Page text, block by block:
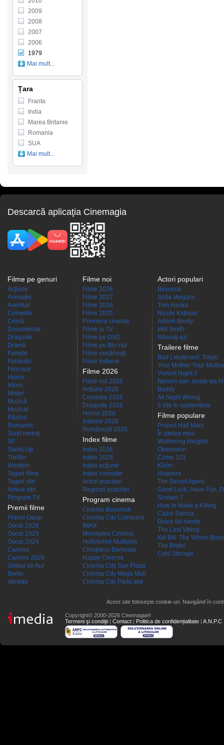
2009
2008
2007
2006
1979
Mai mult...
Țara
Franta
India
Marea Britanie
Romania
SUA
Mai mult...
Descarcă aplicaţia Cinemagia
Filme pe genuri
Acţiune
Animaţie
Aventuri
Comedie
Crimă
Documentar
Dragoste
Dramă
Familie
Fantastic
Film noir
Horror
Istoric
Mister
Muzică
Muzical
Război
Romantic
Scurt metraj
SF
Stand Up
Thriller
Western
Taguri filme
Taguri stiri
Arhiva stiri
Program TV
Premii filme
Premii Oscar
Oscar 2026
Oscar 2025
Oscar 2024
Cannes
Cannes 2026
Globul de Aur
Berlin
Venetia
Filme noi
Filme 2028
Filme 2027
Filme 2026
Filme 2025
Premiere cinema
Filme la TV
Filme pe DVD
Filme pe Blu-ray
Filme româneşti
Filme indiene
Filme 2026
Filme noi 2026
Actiune 2026
Comedie 2026
Dragoste 2026
Horror 2026
Indiene 2026
Româneşti 2026
Index filme
Index 2026
Index 2025
Index acţiune
Index comedie
Actori populari
Regizori populari
Program cinema
Cinema Bucuresti
Cinema City Cotroceni
IMAX
Movieplex Cinema
Hollywood Multiplex
Cineplexx Baneasa
Happy Cinema
Cinema City Sun Plaza
Cinema City Mega Mall
Cinema City ParkLake
Actori populari
Beyoncé
Sofía Vergara
Tom Hanks
Nicole Kidman
Adrien Brody
Will Smith
Născuţi azi
Trailere filme
Bad Lieutenant: Tokyo
Your Mother Your
Violent Night 2
Nelson-san, anata wa
Buddy
All Night Wrong
3 zile în septembrie
Filme populare
Project Hail Mary
În pielea mea
Wuthering Heights
Obsession
Crime 101
Kîzîm
Hoppers
The Secret Agent
Good Luck, Have Fun,
Scream 7
How to Make a Killing
Cazul Samca
Dolce far niente
The Last Viking
Kill Bill: The Whole
The Bride!
Cold Storage
Acest site folosește cookie-uri. Navigând în
Copyright© 2000-2026 Cinemagia®
Termeni şi condiţii | Contact | Politica de confidențialitate | A.N.P.C